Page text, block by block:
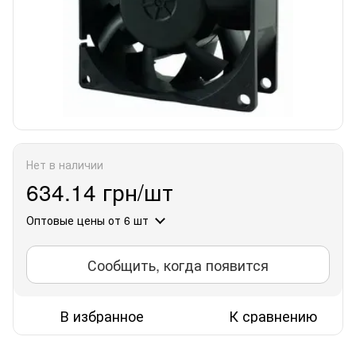
Нет в наличии
634.14 грн/шт
Оптовые цены от 6 шт
Сообщить, когда появится
В избранное К сравнению